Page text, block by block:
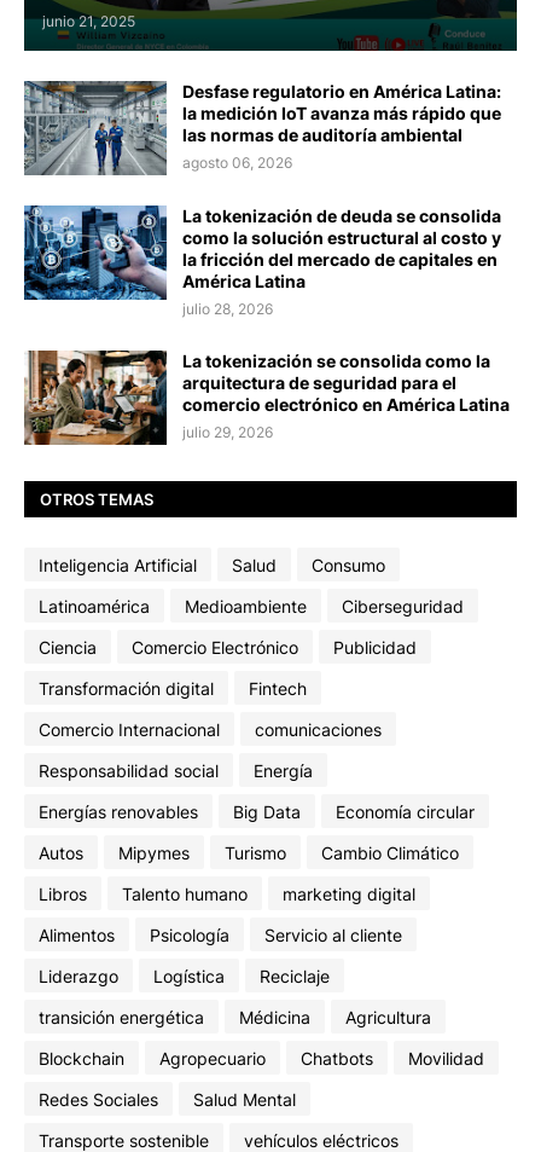
junio 21, 2025
Desfase regulatorio en América Latina:
la medición IoT avanza más rápido que
las normas de auditoría ambiental
agosto 06, 2026
La tokenización de deuda se consolida
como la solución estructural al costo y
la fricción del mercado de capitales en
América Latina
julio 28, 2026
La tokenización se consolida como la
arquitectura de seguridad para el
comercio electrónico en América Latina
julio 29, 2026
OTROS TEMAS
Inteligencia Artificial Salud
Consumo
Latinoamérica
Medioambiente
Ciberseguridad
Ciencia
Comercio Electrónico
Publicidad
Transformación digital
Fintech
Comercio Internacional
comunicaciones
Responsabilidad social
Energía
Energías renovables
Big Data
Economía circular
Autos
Mipymes Turismo
Cambio Climático
Libros
Talento humano
marketing digital
Alimentos
Psicología
Servicio al cliente
Liderazgo
Logística
Reciclaje
transición energética
Médicina
Agricultura
Blockchain
Agropecuario Chatbots
Movilidad
Redes Sociales
Salud Mental
Transporte sostenible
vehículos eléctricos